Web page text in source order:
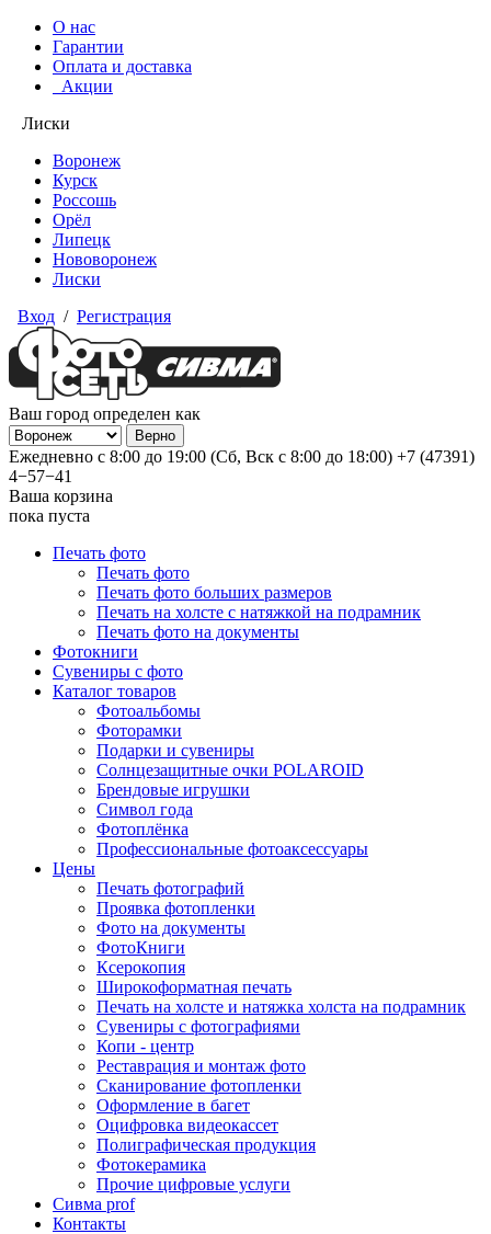
О нас
Гарантии
Оплата и доставка
Акции
Лиски
Воронеж
Курск
Россошь
Орёл
Липецк
Нововоронеж
Лиски
Вход / Регистрация
Ваш город определен как
Ежедневно с 8:00 до 19:00 (Сб, Вск с 8:00 до 18:00) +7 (47391)
4−57−41
Ваша корзина
пока пуста
Печать фото
Печать фото
Печать фото больших размеров
Печать на холсте с натяжкой на подрамник
Печать фото на документы
Фотокниги
Сувениры с фото
Каталог товаров
Фотоальбомы
Фоторамки
Подарки и сувениры
Солнцезащитные очки POLAROID
Брендовые игрушки
Символ года
Фотоплёнка
Профессиональные фотоаксессуары
Цены
Печать фотографий
Проявка фотопленки
Фото на документы
ФотоКниги
Ксерокопия
Широкоформатная печать
Печать на холсте и натяжка холста на подрамник
Сувениры с фотографиями
Копи - центр
Реставрация и монтаж фото
Сканирование фотопленки
Оформление в багет
Оцифровка видеокассет
Полиграфическая продукция
Фотокерамика
Прочие цифровые услуги
Сивма prof
Контакты